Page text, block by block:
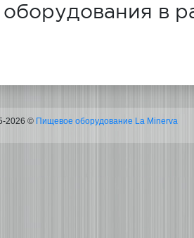
в
2026 © Пищевое оборудование La Minerva